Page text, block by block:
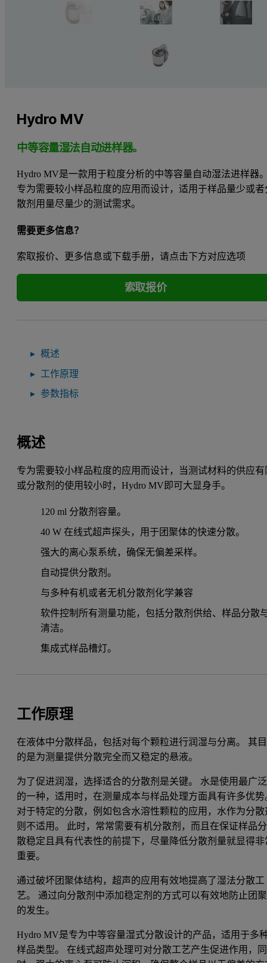
Hydro MV
中等容量湿法自动进样器。
Hydro MV是一款用于粒度分析的中等容量自动湿法进样器
专为需要较小样品粒度的应用而设计，适用于样品量少或者
散剂用量尽量少的测试需求。
需要更多信息？
索取报价、更多信息或下载手册，请点击下方对应选项
索取报价
概述
工作原理
参数指标
概述
专为需要较小样品粒度的应用而设计，当测试材料的供应有
或分散剂的使用较小时，Hydro MV即可大显身手。
120 ml 分散剂容量。
40 W 在线式超声探头，用于团聚体的快速分散。
强大的离心泵系统，确保无偏差采样。
自动提供分散剂。
与多种有机或者无机分散剂化学兼容
软件控制所有测量功能，包括分散剂供给、样品分散
清洁。
集成式样品槽灯。
工作原理
在液体中分散样品，包括对每个颗粒进行润湿与分离。 其目
的是为测量提供分散完全而又稳定的悬液。
为了促进润湿，选择适合的分散剂是关键。 水是使用最广泛
的一种，适用时，在测量成本与样品处理方面具有许多优势
对于特定的分散，例如包含水溶性颗粒的应用，水作为分散
则不适用。 此时，常常需要有机分散剂，而且在保证样品分
散稳定且具有代表性的前提下，尽量降低分散剂量就显得非
重要。
通过破坏团聚体结构，超声的应用有效地提高了湿法分散工
艺。 通过向分散剂中添加稳定剂的方式可以有效地防止团聚
的发生。
Hydro MV是专为中等容量湿式分散设计的产品，适用于多
样品类型。 在线式超声处理可对分散工艺产生促进作用，同